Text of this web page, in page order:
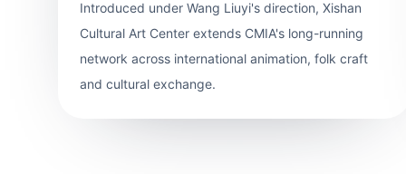
Introduced under Wang Liuyi's direction, Xishan
Cultural Art Center extends CMIA's long-running
network across international animation, folk craft
and cultural exchange.